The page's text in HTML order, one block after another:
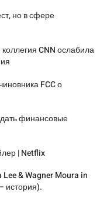
но в сфере
CNN ослабила
FCC о
финансовые
| Netflix
& Wagner Moura in
история).